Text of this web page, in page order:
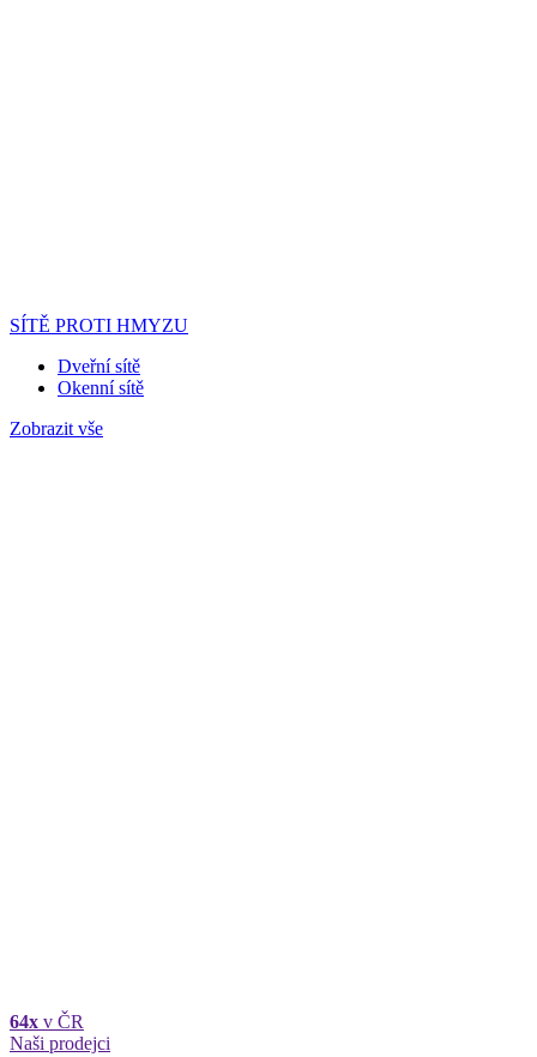
SÍTĚ PROTI HMYZU
Dveřní sítě
Okenní sítě
Zobrazit vše
64x v ČR
Naši prodejci